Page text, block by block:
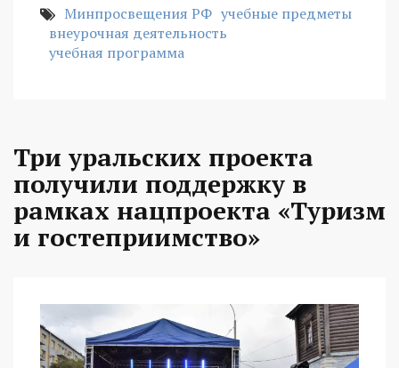
Минпросвещения РФ учебные предметы
внеурочная деятельность
учебная программа
Три уральских проекта
получили поддержку в
рамках нацпроекта «Туризм
и гостеприимство»